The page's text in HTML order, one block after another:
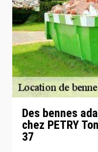
Des bennes
chez PETRY
37